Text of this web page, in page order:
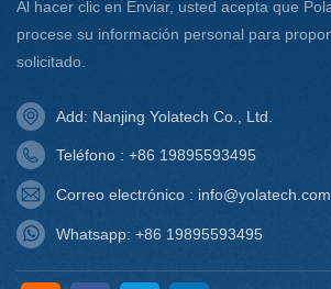
Al hacer clic en Enviar, usted acepta que
procese su información personal para
solicitado.
Add: Nanjing Yolatech Co., Ltd.
Teléfono : +86 19895593495
Correo electrónico : info@yolatech.com
Whatsapp: +86 19895593495